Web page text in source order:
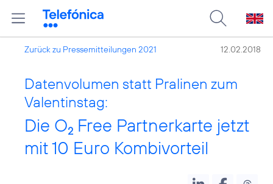
Zurück zu Pressemitteilungen 2021 12.02.2018
Datenvolumen statt Pralinen zum
Valentinstag:
Die O2 Free Partnerkarte jetzt
mit 10 Euro Kombivorteil